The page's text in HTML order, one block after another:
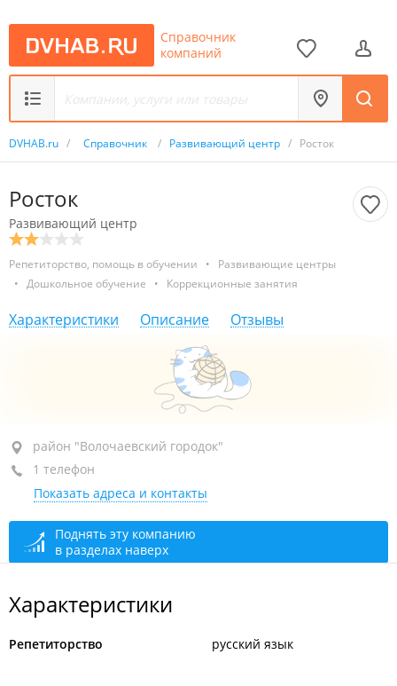
Справочник
компаний
DVHAB.ru / Справочник / Развивающий центр / Росток
Росток
Развивающий центр
Репетиторство, помощь в обучении •
Развивающие центры
• Дошкольное обучение • Коррекционные занятия
Характеристики Описание Отзывы
район "Волочаевский городок", пер. Засыпной, 14Б
+7 914 419-50-10
район "Волочаевский городок"
1 телефон
Показать адреса и контакты
Поднять эту компанию
в разделах наверх
Характеристики
Репетиторство русский язык